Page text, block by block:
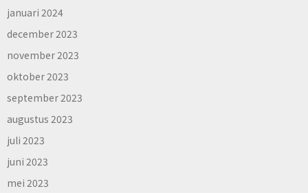
januari 2024
december 2023
november 2023
oktober 2023
september 2023
augustus 2023
juli 2023
juni 2023
mei 2023